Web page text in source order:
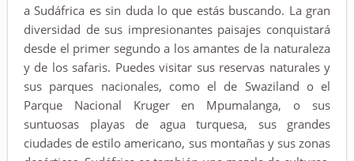
a Sudáfrica es sin duda lo que estás buscando. La gran
diversidad de sus impresionantes paisajes conquistará
desde el primer segundo a los amantes de la naturaleza
y de los safaris. Puedes visitar sus reservas naturales y
sus parques nacionales, como el de Swaziland o el
Parque Nacional Kruger en Mpumalanga, o sus
suntuosas playas de agua turquesa, sus grandes
ciudades de estilo americano, sus montañas y sus zonas